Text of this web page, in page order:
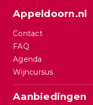
Appeldoorn.nl
Contact
FAQ
Agenda
Wijncursus
Aanbiedingen